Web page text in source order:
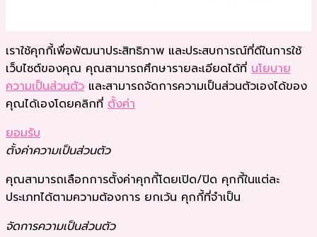
เราใช้คุกกี้เพื่อพัฒนาประสิทธิภาพ และประสบการณ์ที่ดีในการใช้
เว็บไซต์ของคุณ คุณสามารถศึกษารายละเอียดได้ที่ นโยบาย
ความเป็นส่วนตัว และสามารถจัดการความเป็นส่วนตัวเองได้ของ
คุณได้เองโดยคลิกที่ ตั้งค่า
ยอมรับ
ตั้งค่าความเป็นส่วนตัว
คุณสามารถเลือกการตั้งค่าคุกกี้โดยเปิด/ปิด คุกกี้ในแต่ละ
ประเภทได้ตามความต้องการ ยกเว้น คุกกี้ที่จำเป็น
จัดการความเป็นส่วนตัว